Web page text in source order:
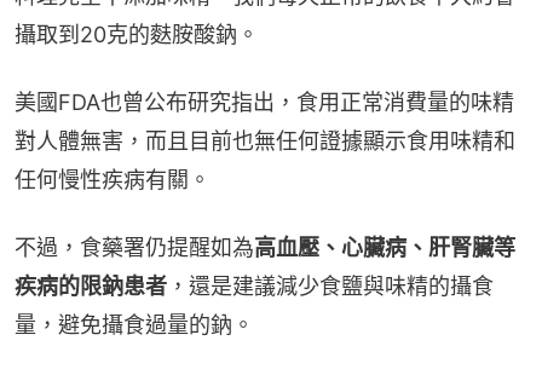
攝取到20克的麩胺酸鈉。
美國FDA也曾公布研究指出，食用正常消費量的味精
對人體無害，而且目前也無任何證據顯示食用味精和
任何慢性疾病有關。
不過，食藥署仍提醒如為高血壓、心臟病、肝腎臟等
疾病的限鈉患者 ，還是建議減少食鹽與味精的攝食
量，避免攝食過量的鈉。